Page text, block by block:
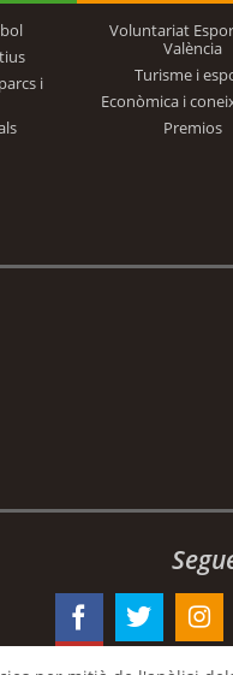
i
Voluntariat
València
Turisme i
Econòmica i
Premios